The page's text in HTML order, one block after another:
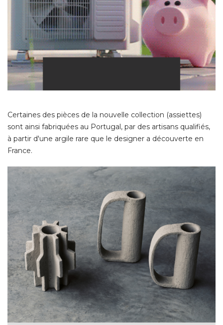
Certaines des pièces de la nouvelle collection (assiettes)
sont ainsi fabriquées au Portugal, par des artisans qualifiés,
à partir d'une argile rare que le designer a découverte en
France.